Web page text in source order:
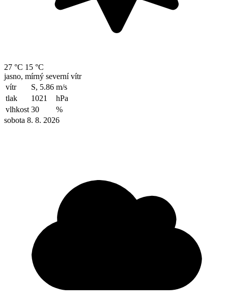
27 °C 15 °C
jasno, mírný severní vítr
vítr
S, 5.86 m/s
tlak
1021
hPa
vlhkost 30
%
sobota 8. 8. 2026